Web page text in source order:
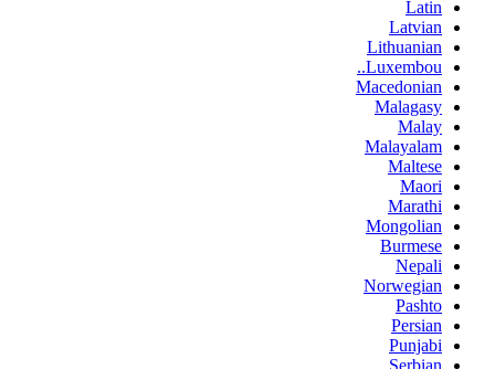
Latin
Latvian
Lithuanian
Luxembou..
Macedonian
Malagasy
Malay
Malayalam
Maltese
Maori
Marathi
Mongolian
Burmese
Nepali
Norwegian
Pashto
Persian
Punjabi
Serbian